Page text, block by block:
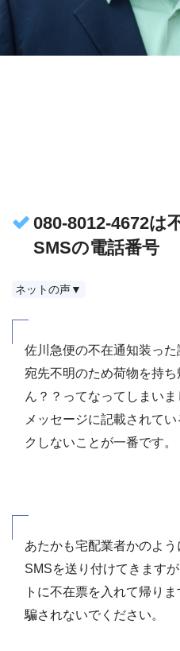
080-8012-4672は
SMSの電話番号
ネットの声▼
佐川急便の不在通知装った
宛先不明のため荷物を持
ん？？ってなってしまいま
メッセージに記載されて
クしないことが一番です。
あたかも宅配業者かのよ
SMSを送り付けてきます
トに不在票を入れて帰りま
騙されないでください。